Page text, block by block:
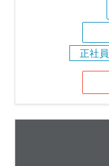
正社員